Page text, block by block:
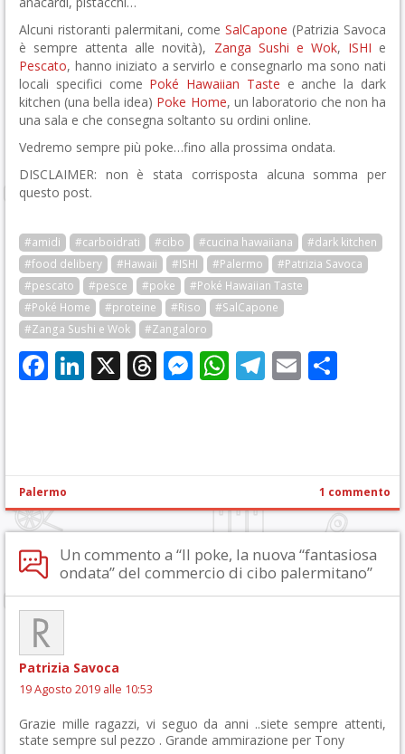
Alcuni ristoranti palermitani, comeSalCapone (Patrizia Savoca
è sempre attenta alle novità), Zanga Sushi e Wok, ISHI e
Pescato, hanno iniziato a servirlo e consegnarlo ma sono nati
locali specifici come Poké Hawaiian Taste e anche la dark
kitchen (una bella idea) Poke Home, un laboratorio che non ha
una sala e che consegna soltanto su ordini online.
Vedremo sempre più poke…fino alla prossima ondata.
DISCLAIMER: non è stata corrisposta alcuna somma per
questo post.
#amidi #carboidrati #cibo #cucina hawaiiana
#dark kitchen
#food delibery
#Hawaii #ISHI #Palermo
#Patrizia Savoca
#pescato
#pesce #poke
#Poké Hawaiian Taste
#Poké Home
#proteine #Riso
#SalCapone
#Zanga Sushi e Wok
#Zangaloro
Facebook
LinkedIn
X Threads
Messenger
WhatsApp
Telegram
Email
Palermo 1 commento
Un commento a “Il poke, la nuova “fantasiosa
ondata” del commercio di cibo palermitano”
Patrizia Savoca
19 Agosto 2019 alle 10:53
Grazie mille ragazzi, vi seguo da anni ..siete sempre attenti,
state sempre sul pezzo . Grande ammirazione per Tony